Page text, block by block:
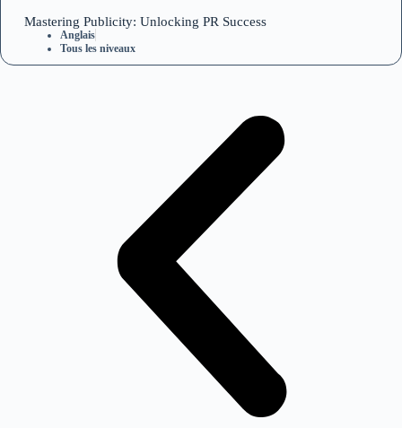
Mastering Publicity: Unlocking PR Success
Anglais
Tous les niveaux